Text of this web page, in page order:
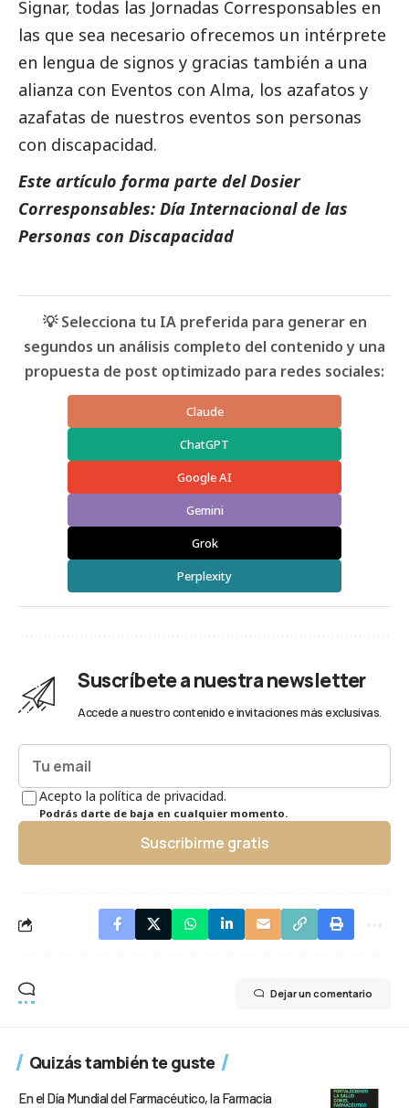
Signar, todas las Jornadas Corresponsables en
las que sea necesario ofrecemos un intérprete
en lengua de signos y gracias también a una
alianza con Eventos con Alma, los azafatos y
azafatas de nuestros eventos son personas
con discapacidad.
Este artículo forma parte delDosier
Corresponsables: Día Internacional de las
Personas con Discapacidad
💡 Selecciona tu IA preferida para generar en
segundos un análisis completo del contenido y una
propuesta de post optimizado para redes sociales:
Claude
ChatGPT
Google AI
Gemini
Grok
Perplexity
Suscríbete a nuestra newsletter
Accede a nuestro contenido e invitaciones más exclusivas.
Acepto la política de privacidad.
Podrás darte de baja en cualquier momento.
Suscribirme gratis
Dejar un comentario
Quizás también te guste
En el Día Mundial del Farmacéutico, la Farmacia